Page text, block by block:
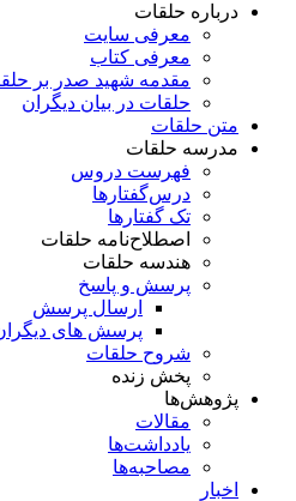
درباره حلقات
معرفی سایت
معرفی کتاب
مقدمه شهید صدر بر
حلقات در بیان دیگران
متن حلقات
مدرسه حلقات
فهرست دروس
درس‌گفتار‌ها
تک گفتارها
اصطلاح‌نامه حلقات
هندسه حلقات
پرسش و پاسخ
ارسال پرسش
پرسش های
شروح حلقات
پخش زنده
پژوهش‌ها
مقالات
یادداشت‌ها
مصاحبه‌ها
اخبار